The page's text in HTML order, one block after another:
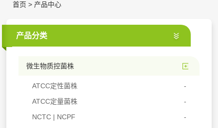
首页 > 产品中心
产品分类
微生物质控菌株
ATCC定性菌株
ATCC定量菌株
NCTC | NCPF